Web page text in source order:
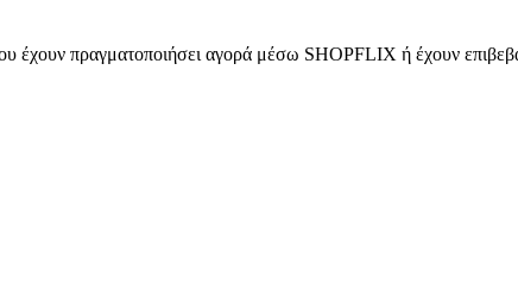
έχουν πραγματοποιήσει αγορά μέσω SHOPFLIX ή έχουν